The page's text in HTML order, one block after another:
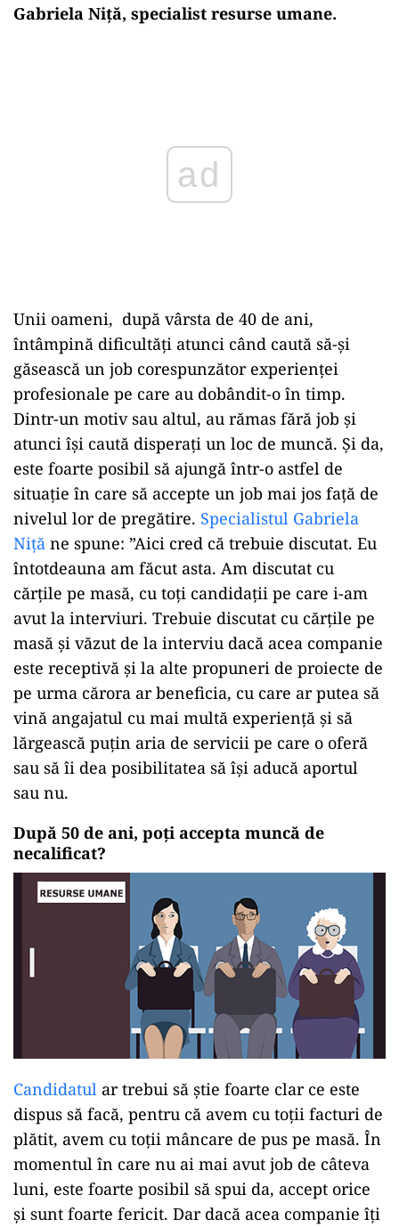
Gabriela Niță, specialist resurse umane.
Unii oameni, după vârsta de 40 de ani,
întâmpină dificultăți atunci când caută să-și
găsească un job corespunzător experienței
profesionale pe care au dobândit-o în timp.
Dintr-un motiv sau altul, au rămas fără job și
atunci își caută disperați un loc de muncă. Și da,
este foarte posibil să ajungă într-o astfel de
situație în care să accepte un job mai jos față de
nivelul lor de pregătire. Specialistul Gabriela
Niță ne spune: ”Aici cred că trebuie discutat. Eu
întotdeauna am făcut asta. Am discutat cu
cărțile pe masă, cu toți candidații pe care i-am
avut la interviuri. Trebuie discutat cu cărțile pe
masă și văzut de la interviu dacă acea companie
este receptivă și la alte propuneri de proiecte de
pe urma cărora ar beneficia, cu care ar putea să
vină angajatul cu mai multă experiență și să
lărgească puțin aria de servicii pe care o oferă
sau să îi dea posibilitatea să își aducă aportul
sau nu.
După 50 de ani, poți accepta muncă de
necalificat?
Candidatul ar trebui să știe foarte clar ce este
dispus să facă, pentru că avem cu toții facturi de
plătit, avem cu toții mâncare de pus pe masă. În
momentul în care nu ai mai avut job de câteva
luni, este foarte posibil să spui da, accept orice
și sunt foarte fericit. Dar dacă acea companie îți